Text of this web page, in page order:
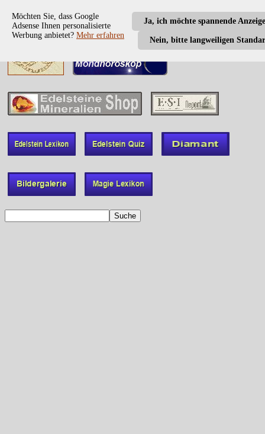
Ja, ich möchte spannende
Nein, bitte langweiligen
Möchten Sie, dass Google
Adsense Ihnen personalisierte
Werbung anbietet? Mehr erfahren